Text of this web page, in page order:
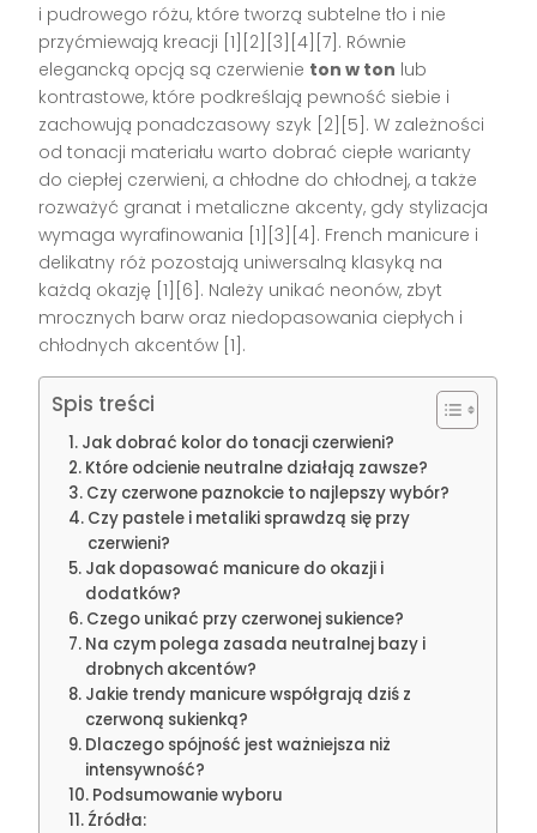
i pudrowego różu, które tworzą subtelne tło i nie
przyćmiewają kreacji [1][2][3][4][7]. Równie
elegancką opcją są czerwienie ton w ton lub
kontrastowe, które podkreślają pewność siebie i
zachowują ponadczasowy szyk [2][5]. W zależności
od tonacji materiału warto dobrać ciepłe warianty
do ciepłej czerwieni, a chłodne do chłodnej, a także
rozważyć granat i metaliczne akcenty, gdy stylizacja
wymaga wyrafinowania [1][3][4]. French manicure i
delikatny róż pozostają uniwersalną klasyką na
każdą okazję [1][6]. Należy unikać neonów, zbyt
mrocznych barw oraz niedopasowania ciepłych i
chłodnych akcentów [1].
Spis treści
Jak dobrać kolor do tonacji czerwieni?
Które odcienie neutralne działają zawsze?
Czy czerwone paznokcie to najlepszy wybór?
Czy pastele i metaliki sprawdzą się przy
czerwieni?
Jak dopasować manicure do okazji i
dodatków?
Czego unikać przy czerwonej sukience?
Na czym polega zasada neutralnej bazy i
drobnych akcentów?
Jakie trendy manicure współgrają dziś z
czerwoną sukienką?
Dlaczego spójność jest ważniejsza niż
intensywność?
Podsumowanie wyboru
Źródła: